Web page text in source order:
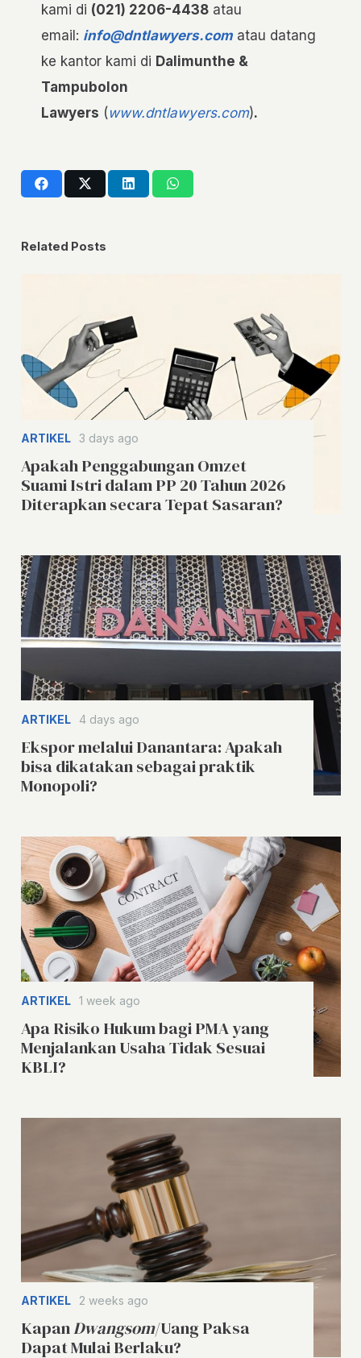
kami di (021) 2206-4438 atau
email: info@dntlawyers.com atau datang
ke kantor kami di Dalimunthe &
Tampubolon
Lawyers (www.dntlawyers.com).
Related Posts
ARTIKEL 3 days ago
Apakah Penggabungan Omzet
Suami Istri dalam PP 20 Tahun 2026
Diterapkan secara Tepat Sasaran?
ARTIKEL 4 days ago
Ekspor melalui Danantara: Apakah
bisa dikatakan sebagai praktik
Monopoli?
ARTIKEL 1 week ago
Apa Risiko Hukum bagi PMA yang
Menjalankan Usaha Tidak Sesuai
KBLI?
ARTIKEL 2 weeks ago
KapanDwangsom/Uang Paksa
Dapat Mulai Berlaku?